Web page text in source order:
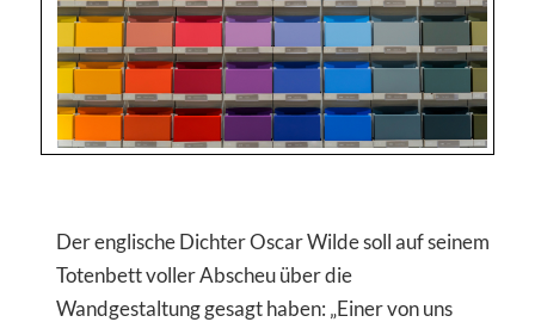
Der englische Dichter Oscar Wilde soll auf seinem
Totenbett voller Abscheu über die
Wandgestaltung gesagt haben: „Einer von uns